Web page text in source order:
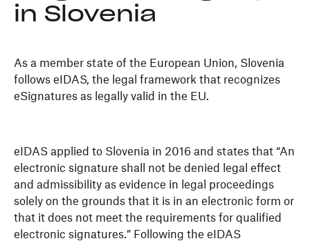
in Slovenia
As a member state of the European Union, Slovenia
follows eIDAS, the legal framework that recognizes
eSignatures as legally valid in the EU.
eIDAS applied to Slovenia in 2016 and states that “An
electronic signature shall not be denied legal effect
and admissibility as evidence in legal proceedings
solely on the grounds that it is in an electronic form or
that it does not meet the requirements for qualified
electronic signatures.” Following the eIDAS